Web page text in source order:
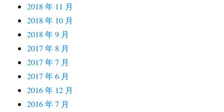
2018 年 11 月
2018 年 10 月
2018 年 9 月
2017 年 8 月
2017 年 7 月
2017 年 6 月
2016 年 12 月
2016 年 7 月